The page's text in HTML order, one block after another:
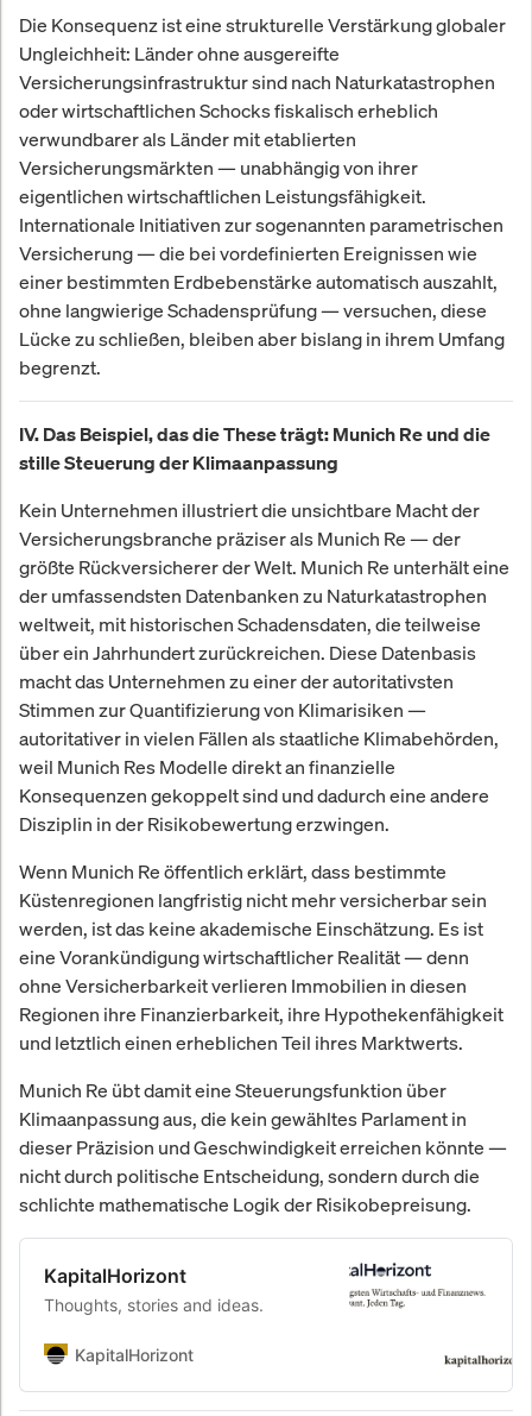
Die Konsequenz ist eine strukturelle Verstärkung globaler
Ungleichheit: Länder ohne ausgereifte
Versicherungsinfrastruktur sind nach Naturkatastrophen
oder wirtschaftlichen Schocks fiskalisch erheblich
verwundbarer als Länder mit etablierten
Versicherungsmärkten — unabhängig von ihrer
eigentlichen wirtschaftlichen Leistungsfähigkeit.
Internationale Initiativen zur sogenannten parametrischen
Versicherung — die bei vordefinierten Ereignissen wie
einer bestimmten Erdbebenstärke automatisch auszahlt,
ohne langwierige Schadensprüfung — versuchen, diese
Lücke zu schließen, bleiben aber bislang in ihrem Umfang
begrenzt.
IV. Das Beispiel, das die These trägt: Munich Re und die
stille Steuerung der Klimaanpassung
Kein Unternehmen illustriert die unsichtbare Macht der
Versicherungsbranche präziser als Munich Re — der
größte Rückversicherer der Welt. Munich Re unterhält eine
der umfassendsten Datenbanken zu Naturkatastrophen
weltweit, mit historischen Schadensdaten, die teilweise
über ein Jahrhundert zurückreichen. Diese Datenbasis
macht das Unternehmen zu einer der autoritativsten
Stimmen zur Quantifizierung von Klimarisiken —
autoritativer in vielen Fällen als staatliche Klimabehörden,
weil Munich Res Modelle direkt an finanzielle
Konsequenzen gekoppelt sind und dadurch eine andere
Disziplin in der Risikobewertung erzwingen.
Wenn Munich Re öffentlich erklärt, dass bestimmte
Küstenregionen langfristig nicht mehr versicherbar sein
werden, ist das keine akademische Einschätzung. Es ist
eine Vorankündigung wirtschaftlicher Realität — denn
ohne Versicherbarkeit verlieren Immobilien in diesen
Regionen ihre Finanzierbarkeit, ihre Hypothekenfähigkeit
und letztlich einen erheblichen Teil ihres Marktwerts.
Munich Re übt damit eine Steuerungsfunktion über
Klimaanpassung aus, die kein gewähltes Parlament in
dieser Präzision und Geschwindigkeit erreichen könnte —
nicht durch politische Entscheidung, sondern durch die
schlichte mathematische Logik der Risikobepreisung.
KapitalHorizont
Thoughts, stories and ideas.
KapitalHorizont